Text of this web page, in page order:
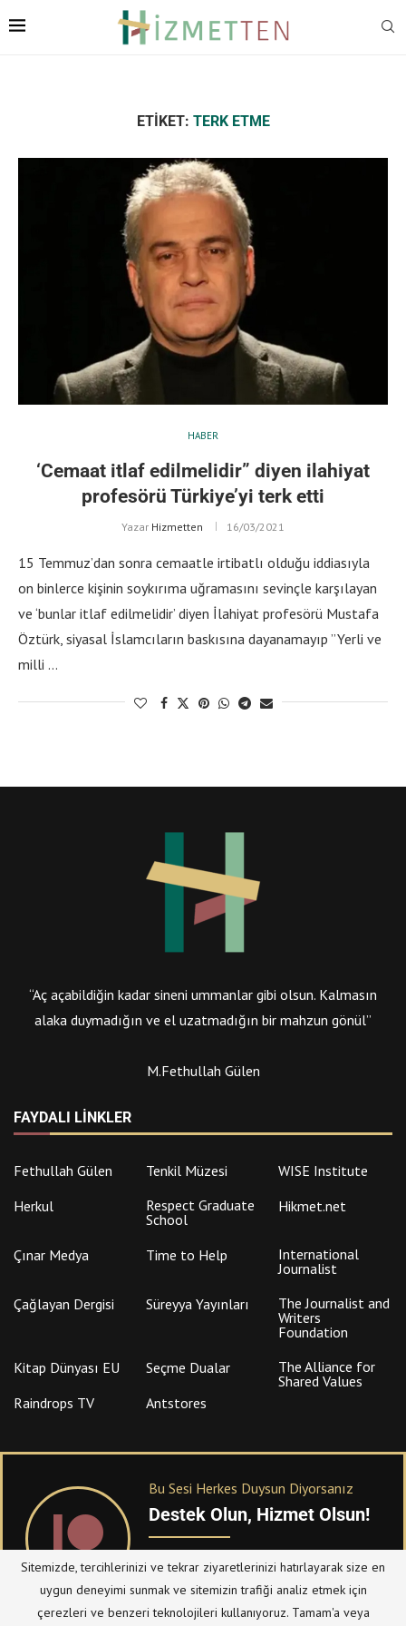
ETIKET: TERK ETME
HABER
‘Cemaat itlaf edilmelidir” diyen ilahiyat
profesörü Türkiye’yi terk etti
Yazar Hizmetten 16/03/2021
15 Temmuz’dan sonra cemaatle irtibatlı olduğu iddiasıyla
on binlerce kişinin soykırıma uğramasını sevinçle karşılayan
ve ‘bunlar itlaf edilmelidir’ diyen İlahiyat profesörü Mustafa
Öztürk, siyasal İslamcıların baskısına dayanamayıp ”Yerli ve
milli …
“Aç açabildiğin kadar sineni ummanlar gibi olsun. Kalmasın
alaka duymadığın ve el uzatmadığın bir mahzun gönül”
M.Fethullah Gülen
FAYDALI LINKLER
Fethullah Gülen Tenkil Müzesi
WISE Institute
Herkul
Respect Graduate
School
Hikmet.net
Çınar Medya Time to Help
International
Journalist
Çağlayan Dergisi
Süreyya Yayınları
The Journalist and
Writers
Foundation
Kitap Dünyası EU
Seçme Dualar
The Alliance for
Shared Values
Raindrops TV
Antstores
Bu Sesi Herkes Duysun Diyorsanız
Destek Olun, Hizmet Olsun!
PATREONüzerinden sitemize bağışta
bulanabilirsiniz.
Sitemizde, tercihlerinizi ve tekrar ziyaretlerinizi hatırlayarak size en
uygun deneyimi sunmak ve sitemizin trafiği analiz etmek için
çerezleri ve benzeri teknolojileri kullanıyoruz. Tamam'a veya